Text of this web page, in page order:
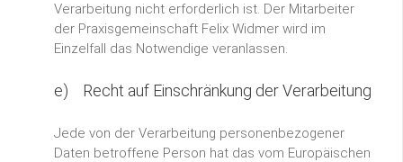
Verarbeitung nicht erforderlich ist. Der Mitarbeiter
der Praxisgemeinschaft Felix Widmer wird im
Einzelfall das Notwendige veranlassen.
e) Recht auf Einschränkung der Verarbeitung
Jede von der Verarbeitung personenbezogener
Daten betroffene Person hat das vom Europäischen